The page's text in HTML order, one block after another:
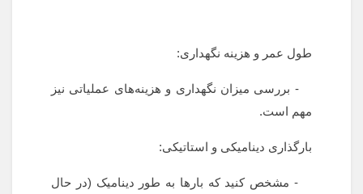
طول عمر و هزینه نگهداری:
- بررسی میزان نگهداری و هزینه‌های عملیاتی نیز
مهم است.
بارگذاری دینامیکی و استاتیکی:
- مشخص کنید که بارها به طور دینامیک (در حال